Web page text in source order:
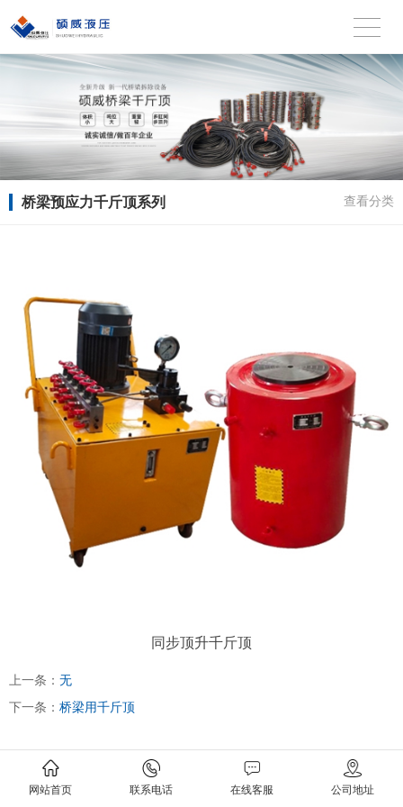
桥梁预应力千斤顶系列 查看分类
同步顶升千斤顶
上一条： 无
下一条： 桥梁用千斤顶
网站首页 联系电话 在线客服 公司地址